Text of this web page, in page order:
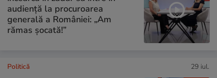
audiență la procuroarea
generală a României: „Am
rămas șocată!”
Politică 29 iul.